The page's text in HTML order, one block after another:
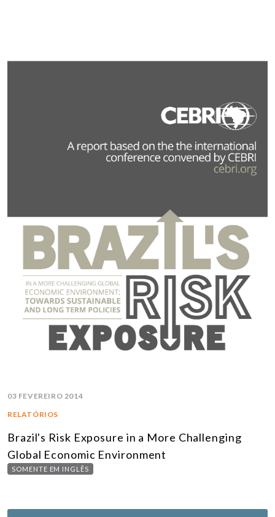
03 FEVEREIRO 2014
RELATÓRIOS
Brazil's Risk Exposure in a More Challenging
Global Economic Environment
SOMENTE EM INGLÊS